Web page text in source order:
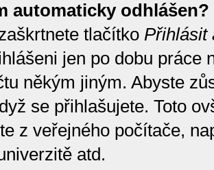
automaticky odhlášen?
tlačítko Přihlásit
jen po dobu práce
někým jiným. Abyste
se přihlašujete. Toto
z veřejného počítače,
atd.